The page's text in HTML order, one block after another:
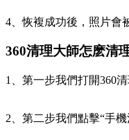
4、恢複成功後，照片會
360清理大師怎麽清
1、第一步我們打開360清
2、第二步我們點擊“手機